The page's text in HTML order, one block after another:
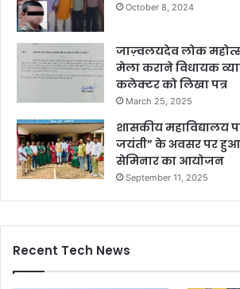
October 8, 2024
जाज़्वलयदेव लोक
मेला कराने विधायक
कलेक्टर को लिखा पत्र
March 25, 2025
शासकीय महाविद्यालय
जयंती” के अवसर पर हुआ
सेमिनार का आयोजन
September 11, 2025
Recent Tech News